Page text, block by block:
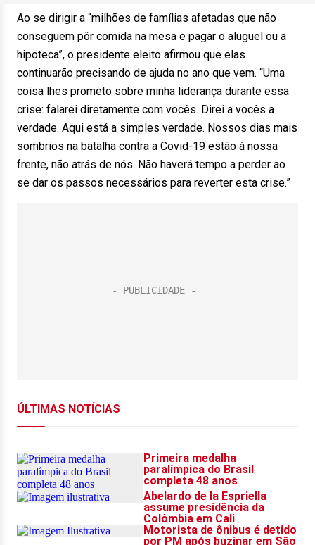
Ao se dirigir a “milhões de famílias afetadas que não
conseguem pôr comida na mesa e pagar o aluguel ou a
hipoteca”, o presidente eleito afirmou que elas
continuarão precisando de ajuda no ano que vem. “Uma
coisa lhes prometo sobre minha liderança durante essa
crise: falarei diretamente com vocês. Direi a vocês a
verdade. Aqui está a simples verdade. Nossos dias mais
sombrios na batalha contra a Covid-19 estão à nossa
frente, não atrás de nós. Não haverá tempo a perder ao
se dar os passos necessários para reverter esta crise.”